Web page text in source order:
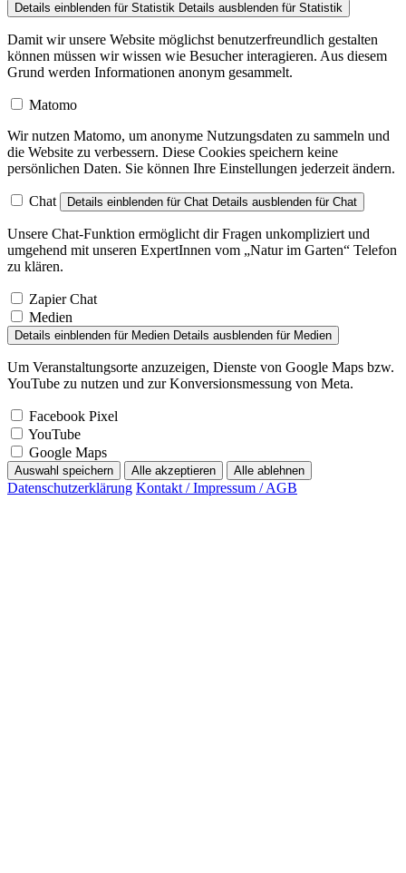
Details einblenden für Statistik Details ausblenden für Statistik
Damit wir unsere Website möglichst benutzerfreundlich gestalten
können müssen wir wissen wie Besucher interagieren. Aus diesem
Grund werden Informationen anonym gesammelt.
Matomo
Wir nutzen Matomo, um anonyme Nutzungsdaten zu sammeln und
die Website zu verbessern. Diese Cookies speichern keine
persönlichen Daten. Sie können Ihre Einstellungen jederzeit ändern.
Chat Details einblenden für Chat Details ausblenden für Chat
Unsere Chat-Funktion ermöglicht dir Fragen unkompliziert und
umgehend mit unseren ExpertInnen vom „Natur im Garten“ Telefon
zu klären.
Zapier Chat
Medien
Details einblenden für Medien Details ausblenden für Medien
Um Veranstaltungsorte anzuzeigen, Dienste von Google Maps bzw.
YouTube zu nutzen und zur Konversionsmessung von Meta.
Facebook Pixel
YouTube
Google Maps
Auswahl speichern Alle akzeptieren Alle ablehnen
Datenschutzerklärung Kontakt / Impressum / AGB